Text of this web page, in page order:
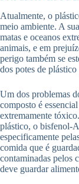
Atualmente, o
meio ambiente. A
matas e oceanos
animais, e em
perigo também se
dos potes de
Um dos problemas
composto é
extremamente
plástico, o bisfenol-
especificamente
comida que é
contaminadas pelos
deve guardar